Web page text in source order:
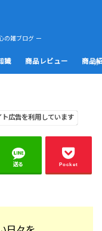
ログ ー
識 商品レビュー 商品
広告を利用しています
送る Pocket